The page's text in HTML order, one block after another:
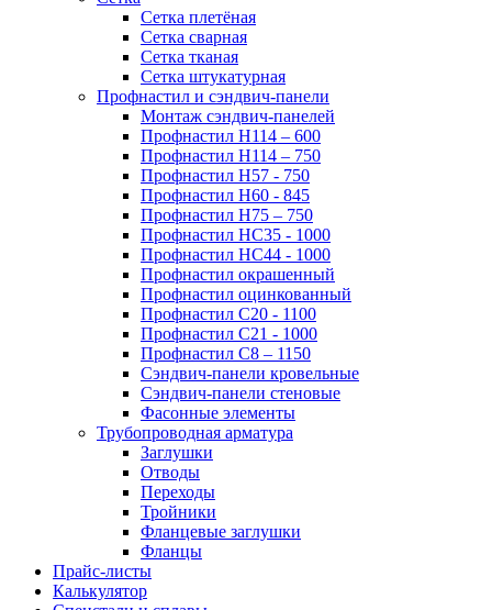
Сетка плетёная
Сетка сварная
Сетка тканая
Сетка штукатурная
Профнастил и сэндвич-панели
Монтаж сэндвич-панелей
Профнастил Н114 – 600
Профнастил Н114 – 750
Профнастил Н57 - 750
Профнастил Н60 - 845
Профнастил Н75 – 750
Профнастил НС35 - 1000
Профнастил НС44 - 1000
Профнастил окрашенный
Профнастил оцинкованный
Профнастил С20 - 1100
Профнастил С21 - 1000
Профнастил С8 – 1150
Сэндвич-панели кровельные
Сэндвич-панели стеновые
Фасонные элементы
Трубопроводная арматура
Заглушки
Отводы
Переходы
Тройники
Фланцевые заглушки
Фланцы
Прайс-листы
Калькулятор